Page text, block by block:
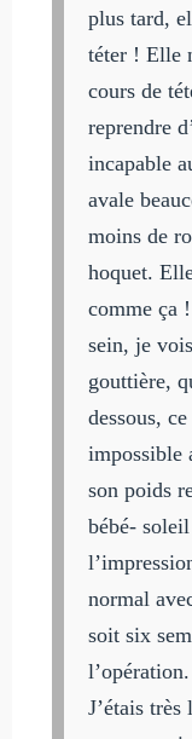
plus tard,
téter ! Elle
cours de
reprendre
incapable
avale
moins de
hoquet.
comme ça
sein, je
gouttière,
dessous,
impossible
son poids
bébé-
normal
soit six
l’opération.
J’étais très